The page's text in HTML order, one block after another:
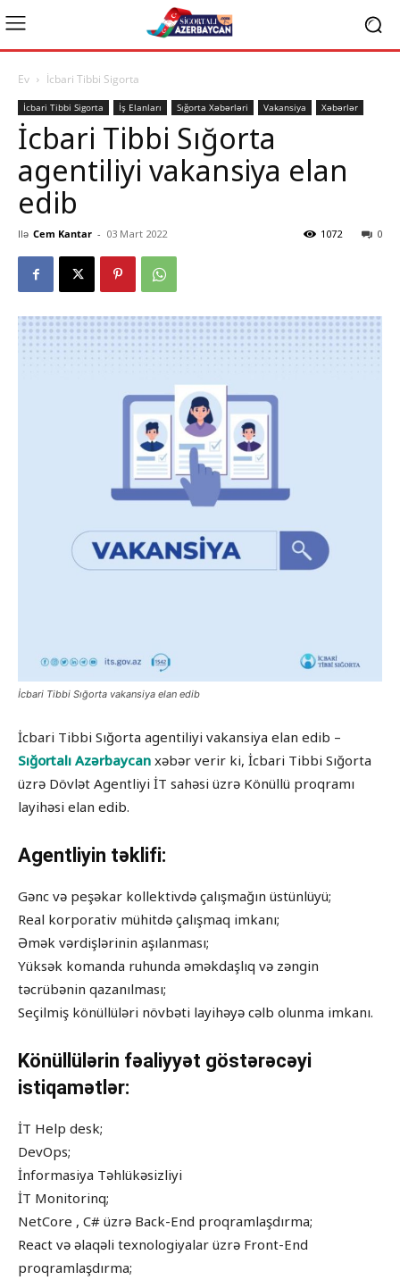
Ev İcbari Tibbi Sigorta
İcbari Tibbi Sigorta İş Elanları Sığorta Xəbərləri Vakansiya Xəbərlər
İcbari Tibbi Sığorta
agentiliyi vakansiya elan
edib
Ilə Cem Kantar - 03 Mart 2022 0
1072
İcbari Tibbi Sığorta vakansiya elan edib
İcbari Tibbi Sığorta agentiliyi vakansiya elan edib –
Sığortalı Azərbaycan xəbər verir ki, İcbari Tibbi Sığorta
üzrə Dövlət Agentliyi İT sahəsi üzrə Könüllü proqramı
layihəsi elan edib.
Agentliyin təklifi:
Gənc və peşəkar kollektivdə çalışmağın üstünlüyü;
Real korporativ mühitdə çalışmaq imkanı;
Əmək vərdişlərinin aşılanması;
Yüksək komanda ruhunda əməkdaşlıq və zəngin
təcrübənin qazanılması;
Seçilmiş könüllüləri növbəti layihəyə cəlb olunma imkanı.
Könüllülərin fəaliyyət göstərəcəyi
istiqamətlər:
İT Help desk;
DevOps;
İnformasiya Təhlükəsizliyi
İT Monitorinq;
NetCore , C# üzrə Back-End proqramlaşdırma;
React və əlaqəli texnologiyalar üzrə Front-End
proqramlaşdırma;